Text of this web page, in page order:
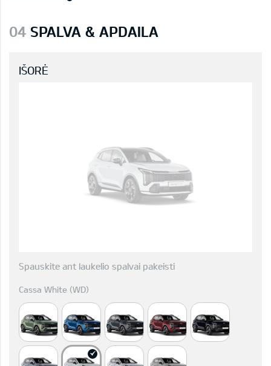
04 SPALVA & APDAILA
IŠORĖ
Spauskite ant laukelio spalvai pakeisti
Cassa White (WD)